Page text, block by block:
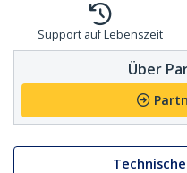
Support auf Lebenszeit
Über